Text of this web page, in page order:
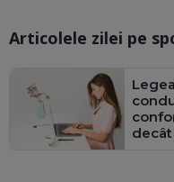
Articolele zilei pe